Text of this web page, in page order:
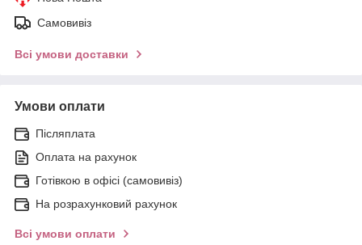
Самовивіз
Всі умови доставки
Умови оплати
Післяплата
Оплата на рахунок
Готівкою в офісі (самовивіз)
На розрахунковий рахунок
Всі умови оплати